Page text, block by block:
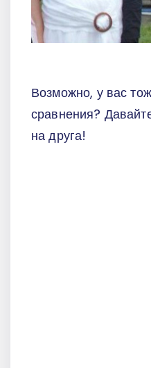
Возможно, у вас
сравнения?
на друга!